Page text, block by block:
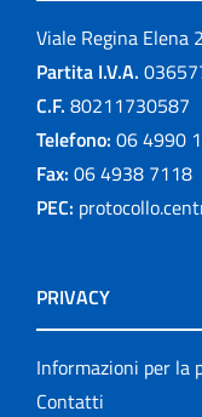
Viale Regina Elena
Partita I.V.A.
C.F. 80211730587
Telefono: 06 4990 1
Fax: 06 4938 7118
PEC:
PRIVACY
Informazioni per la
Contatti